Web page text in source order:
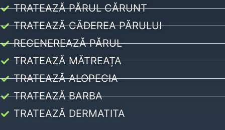
TRATEAZĂ PĂRUL CĂRUNT
TRATEAZĂ CĂDEREA PĂRULUI
REGENEREAZĂ PĂRUL
TRATEAZĂ MĂTREAȚA
TRATEAZĂ ALOPECIA
TRATEAZĂ BARBA
TRATEAZĂ DERMATITA